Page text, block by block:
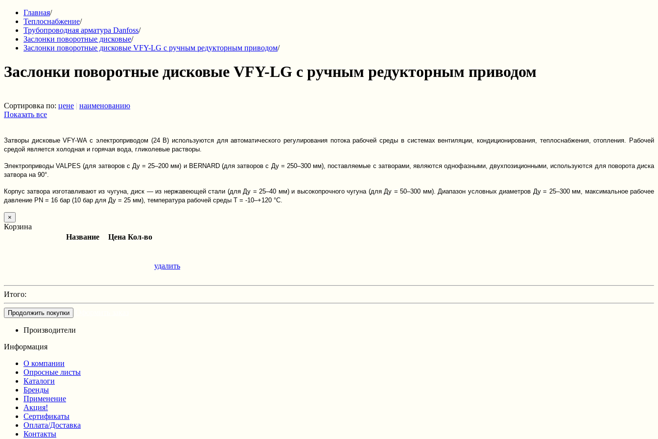
Главная/
Теплоснабжение/
Трубопроводная арматура Danfoss/
Заслонки поворотные дисковые/
Заслонки поворотные дисковые VFY-LG с ручным редукторным приводом/
Заслонки поворотные дисковые VFY-LG с ручным редукторным приводом
Сортировка по: цене | наименованию
Показать все
Затворы дисковые VFY-WA с электроприводом (24 В) используются для автоматического регулирования потока рабочей среды в системах вентиляции, кондиционирования, теплоснабжения, отопления. Рабочей
средой является холодная и горячая вода, гликолевые растворы.
Электроприводы VALPES (для затворов с Ду = 25–200 мм) и BERNARD (для затворов с Ду = 250–300 мм), поставляемые с затворами, являются однофазными, двухпозиционными, используются для поворота диска
затвора на 90°.
Корпус затвора изготавливают из чугуна, диск — из нержавеющей стали (для Ду = 25–40 мм) и высокопрочного чугуна (для Ду = 50–300 мм). Диапазон условных диаметров Ду = 25–300 мм, максимальное рабочее
давление PN = 16 бар (10 бар для Ду = 25 мм), температура рабочей среды T = -10–+120 °C.
×
Корзина
Название
Цена Кол-во
удалить
Итого:
Продолжить покупки
Производители
Информация
О компании
Опросные листы
Каталоги
Бренды
Применение
Акция!
Сертификаты
Оплата/Доставка
Контакты